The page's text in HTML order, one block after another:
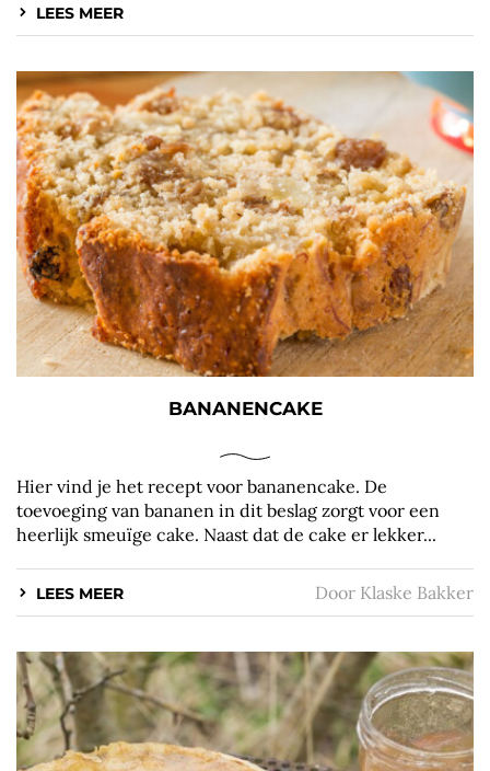
LEES MEER
BANANENCAKE
Hier vind je het recept voor bananencake. De
toevoeging van bananen in dit beslag zorgt voor een
heerlijk smeuïge cake. Naast dat de cake er lekker...
LEES MEER Door Klaske Bakker